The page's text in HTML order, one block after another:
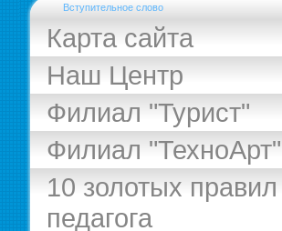
Вступительное слово
Карта сайта
Наш Центр
Филиал "Турист"
Филиал "ТехноАрт"
10 золотых правил
педагога